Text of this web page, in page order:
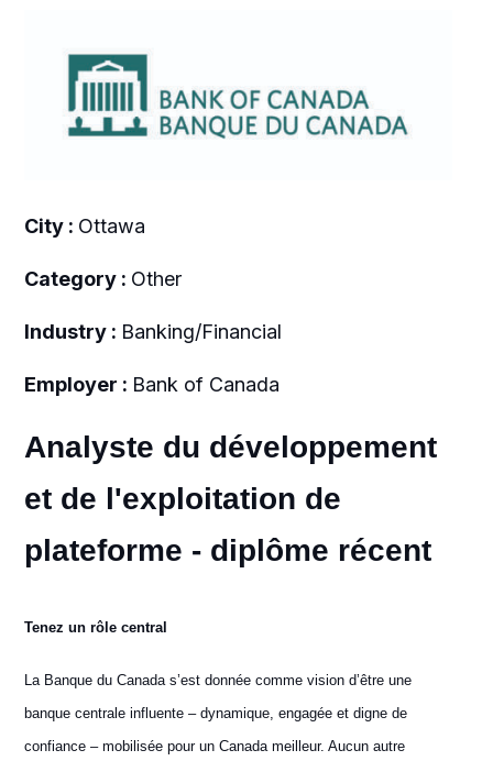
City : Ottawa
Category : Other
Industry : Banking/Financial
Employer : Bank of Canada
Analyste du développement
et de l'exploitation de
plateforme - diplôme récent
Tenez un rôle central
La Banque du Canada s’est donnée comme vision d’être une
banque centrale influente – dynamique, engagée et digne de
confiance – mobilisée pour un Canada meilleur. Aucun autre